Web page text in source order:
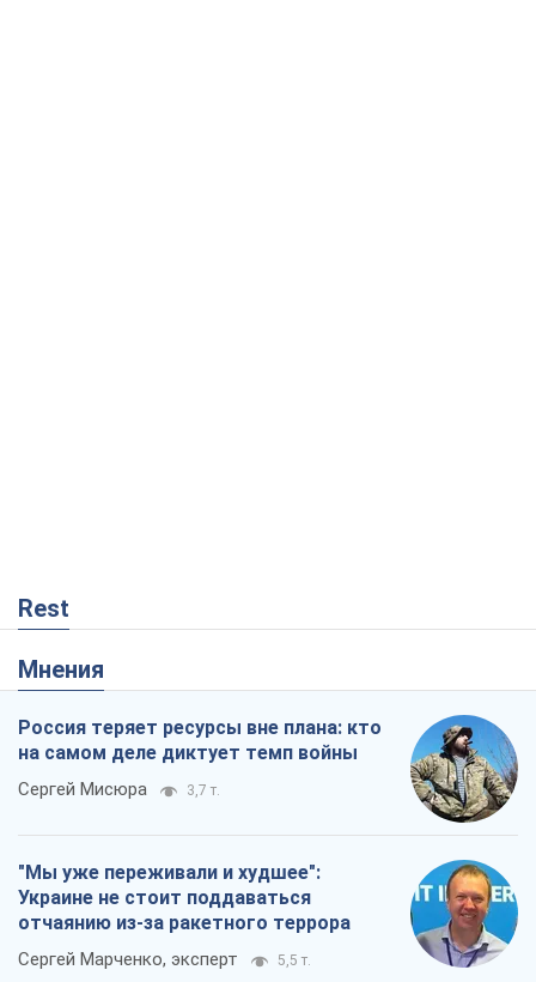
Rest
Мнения
Россия теряет ресурсы вне плана: кто
на самом деле диктует темп войны
Сергей Мисюра 3,7 т.
"Мы уже переживали и худшее":
Украине не стоит поддаваться
отчаянию из-за ракетного террора
Сергей Марченко, эксперт 5,5 т.